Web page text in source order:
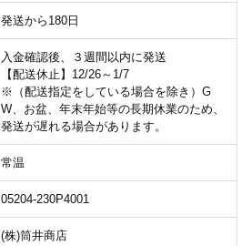
発送から180日
入金確認後、３週間以内に発送
【配送休止】12/26～1/7
※（配送指定をしている場合を除き）G
W、お盆、年末年始等の長期休業のため、
発送が遅れる場合があります。
常温
05204-230P4001
(株)筒井商店